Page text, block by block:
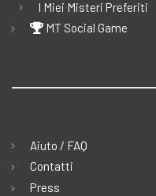
I Miei Misteri Preferiti
MT Social Game
Aiuto / FAQ
Contatti
Press